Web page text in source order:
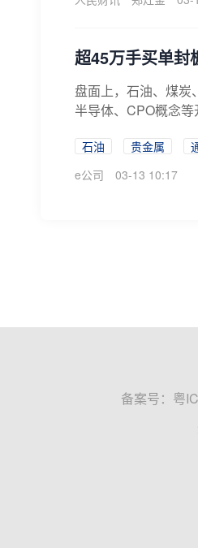
超45万手买单封
盘面上，石油、煤炭
半导体、CPO概念
石油 贵金属
e公司
03-13 10:17
备案号： 粤